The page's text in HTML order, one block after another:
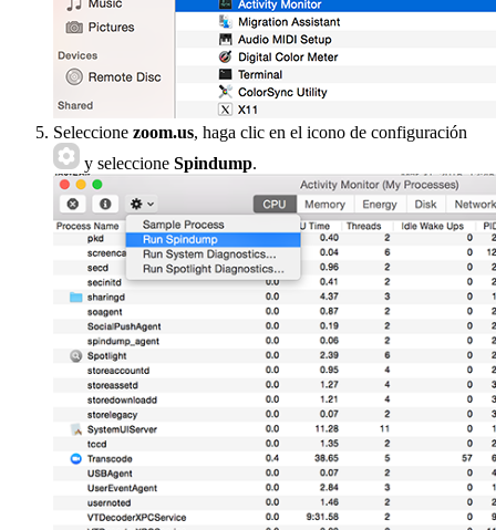
Seleccione zoom.us, haga clic en el icono de configuración
y seleccione Spindump.